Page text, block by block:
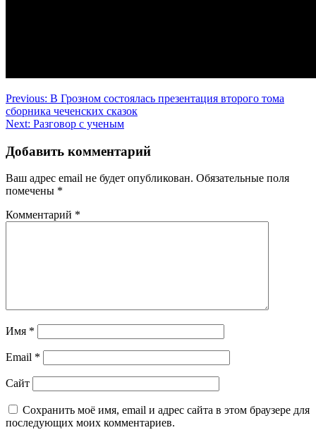
Навигация
по
Previous: В Грозном состоялась презентация второго тома
сборника чеченских сказок
Next: Разговор с ученым
Добавить комментарий
Ваш адрес email не будет опубликован. Обязательные поля
помечены *
Комментарий *
Имя *
Email *
Сайт
Сохранить моё имя, email и адрес сайта в этом браузере для
последующих моих комментариев.